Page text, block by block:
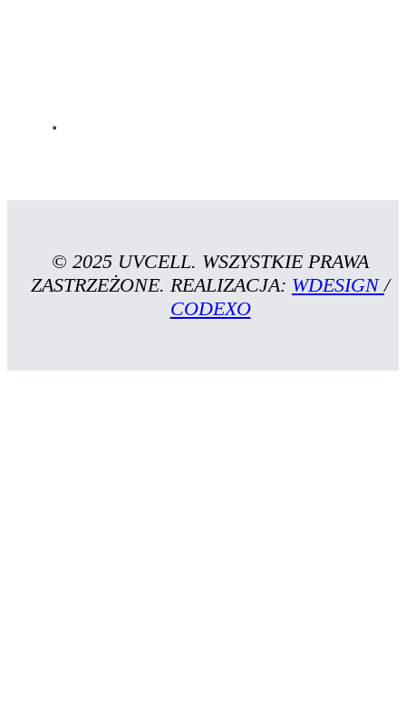
© 2025 UVCELL. WSZYSTKIE PRAWA
ZASTRZEŻONE. REALIZACJA: WDESIGN/
CODEXO